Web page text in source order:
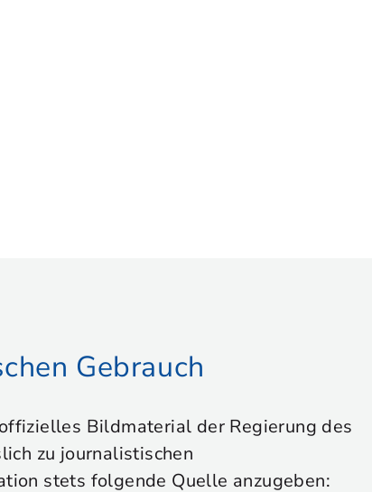
Gebrauch
Bildmaterial der Regierung des
zu journalistischen
stets folgende Quelle anzugeben: